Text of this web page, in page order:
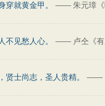
穿就黄金甲。 —— 朱元璋《
不见愁人心。 —— 卢仝《有
贤士尚志，圣人贵精。 ——